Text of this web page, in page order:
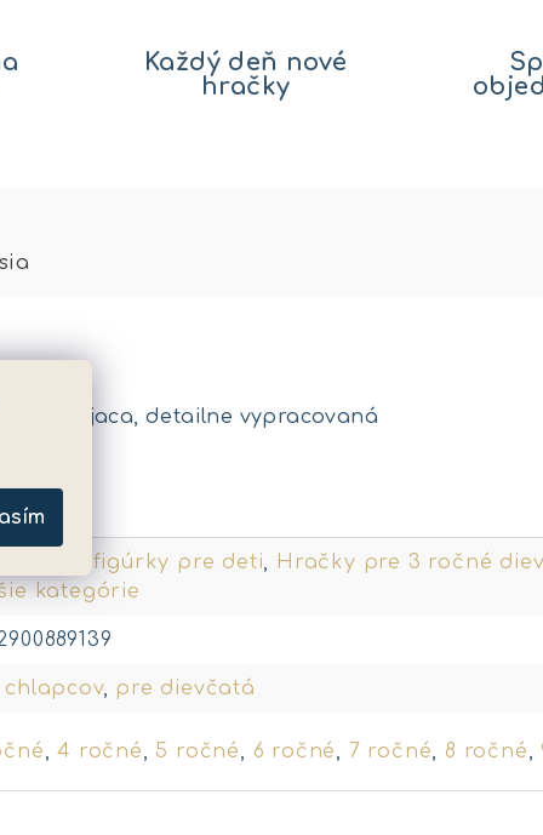
Každý deň nové
hračky
stojaca, detailne vypracovaná
a figúrky pre deti,
Hračky pre 3 ročné
kategórie
, pre dievčatá
,4 ročné, 5 ročné, 6 ročné, 7 ročné, 8 ročné,